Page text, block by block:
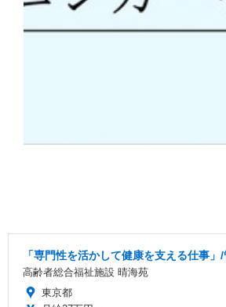
「専門性を活かして健康を支える仕事
高齢者総合福祉施設 晴海苑
東京都